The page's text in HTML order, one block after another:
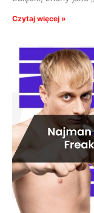
Czytaj więcej »